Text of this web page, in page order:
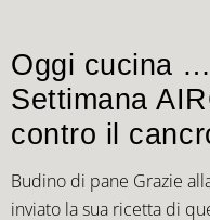
Oggi cucina
Settimana
contro il
Budino di pane Grazie
inviato la sua ricetta di